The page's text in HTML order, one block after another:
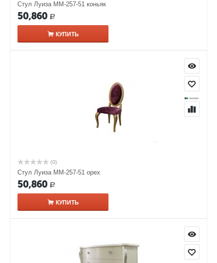
Стул Луиза ММ-257-51 коньяк
50,860 Р
КУПИТЬ
(0)
Стул Луиза ММ-257-51 орех
50,860 Р
КУПИТЬ